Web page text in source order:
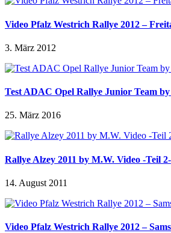
Video Pfalz Westrich Rallye 2012 –
3. März 2012
Test ADAC Opel Rallye Junior Team
25. März 2016
Rallye Alzey 2011 by M.W. Video -Teil 2-
14. August 2011
Video Pfalz Westrich Rallye 2012 –